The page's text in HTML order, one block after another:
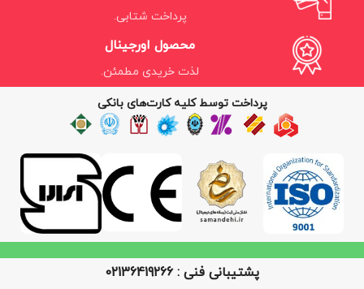
پرداخت شتابی.
محصول اورجینال
لذت خریدی مطمئن.
پرداخت توسط کلیه کارت‌های بانکی
پشتیبانی فنی : 02136419266